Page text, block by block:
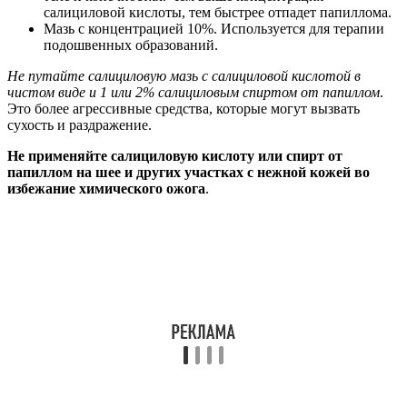
салициловой кислоты, тем быстрее отпадет папиллома.
Мазь с концентрацией 10%. Используется для терапии
подошвенных образований.
Не путайте салициловую мазь с салициловой кислотой в
чистом виде и 1 или 2% салициловым спиртом от папиллом.
Это более агрессивные средства, которые могут вызвать
сухость и раздражение.
Не применяйте салициловую кислоту или спирт от
папиллом на шее и других участках с нежной кожей во
избежание химического ожога.